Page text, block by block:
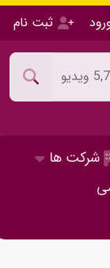
ثبت نام
ها